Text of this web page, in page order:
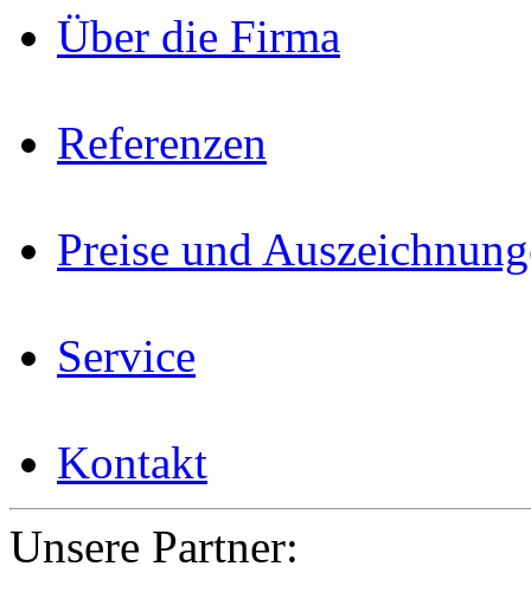
Über die Firma
Referenzen
Preise und
Service
Kontakt
Unsere Partner: